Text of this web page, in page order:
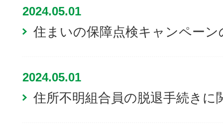
2024.05.01
住まいの保障点検キャンペー
2024.05.01
住所不明組合員の脱退手続きに